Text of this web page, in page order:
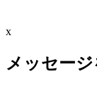
x
メッセー